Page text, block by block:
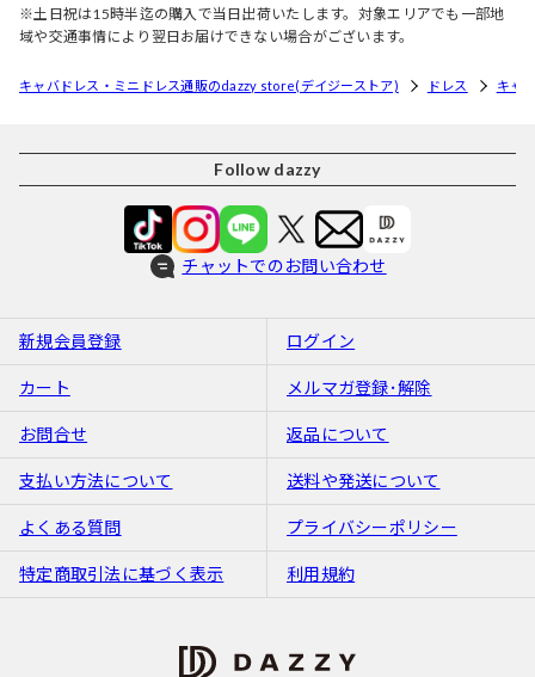
※土日祝は15時半迄の購入で当日出荷いたします。対象エリアでも一部地
域や交通事情により翌日お届けできない場合がございます。
キャバドレス・ミニドレス通販のdazzy store(デイジーストア) ドレス キャ
Follow dazzy
チャットでのお問い合わせ
新規会員登録 ログイン
カート メルマガ登録･解除
お問合せ 返品について
支払い方法について 送料や発送について
よくある質問 プライバシーポリシー
特定商取引法に基づく表示 利用規約